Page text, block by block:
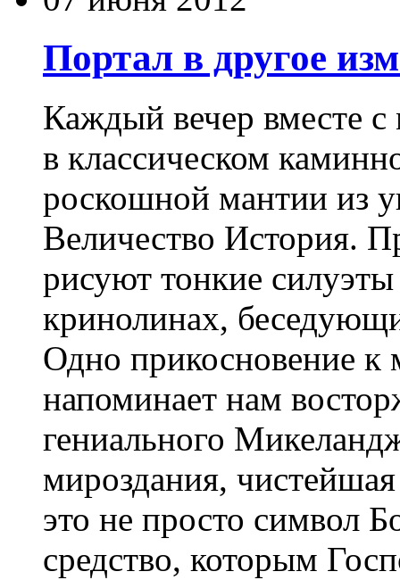
Портал в другое
Каждый вечер вместе
в классическом
роскошной мантии из
Величество История.
рисуют тонкие
кринолинах,
Одно прикосновение к
напоминает нам
гениального
мироздания,
это не просто символ
средство, которым